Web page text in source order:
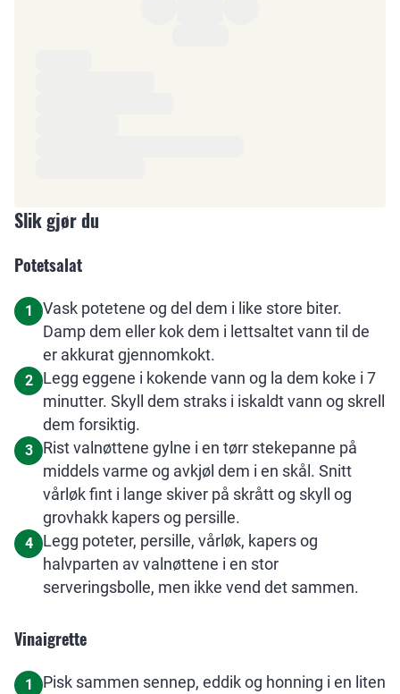
Slik gjør du
Potetsalat
1
Vask potetene og del dem i like store biter.
Damp dem eller kok dem i lettsaltet vann til de
er akkurat gjennomkokt.
2
Legg eggene i kokende vann og la dem koke i 7
minutter. Skyll dem straks i iskaldt vann og skrell
dem forsiktig.
3
Rist valnøttene gylne i en tørr stekepanne på
middels varme og avkjøl dem i en skål. Snitt
vårløk fint i lange skiver på skrått og skyll og
grovhakk kapers og persille.
4
Legg poteter, persille, vårløk, kapers og
halvparten av valnøttene i en stor
serveringsbolle, men ikke vend det sammen.
Vinaigrette
1
Pisk sammen sennep, eddik og honning i en liten